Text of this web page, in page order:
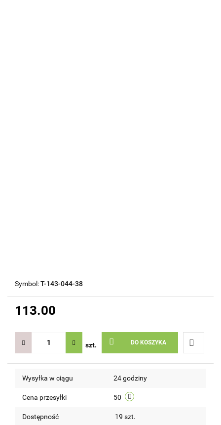
Symbol:T-143-044-38
113.00
szt. DO KOSZYKA
Do
Wysyłka w ciągu 24 godziny
Cena przesyłki 50
Dostępność 19 szt.